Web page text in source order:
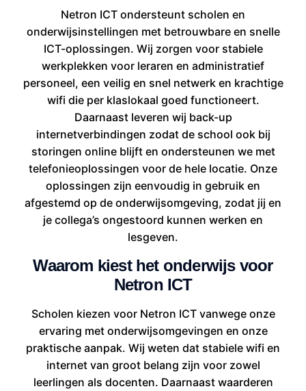
Netron ICT ondersteunt scholen en
onderwijsinstellingen met betrouwbare en snelle
ICT-oplossingen. Wij zorgen voor stabiele
werkplekken voor leraren en administratief
personeel, een veilig en snel netwerk en krachtige
wifi die per klaslokaal goed functioneert.
Daarnaast leveren wij back-up
internetverbindingen zodat de school ook bij
storingen online blijft en ondersteunen we met
telefonieoplossingen voor de hele locatie. Onze
oplossingen zijn eenvoudig in gebruik en
afgestemd op de onderwijsomgeving, zodat jij en
je collega’s ongestoord kunnen werken en
lesgeven.
Waarom kiest het onderwijs voor
Netron ICT
Scholen kiezen voor Netron ICT vanwege onze
ervaring met onderwijsomgevingen en onze
praktische aanpak. Wij weten dat stabiele wifi en
internet van groot belang zijn voor zowel
leerlingen als docenten. Daarnaast waarderen